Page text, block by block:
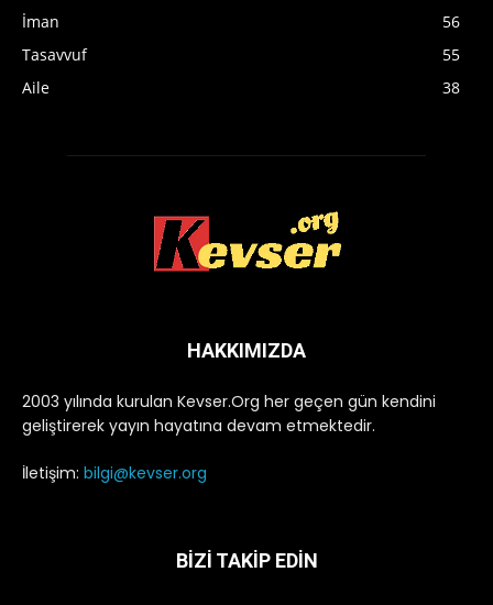
İman
56
Tasavvuf
55
Aile
38
HAKKIMIZDA
2003 yılında kurulan Kevser.Org her geçen gün kendini
geliştirerek yayın hayatına devam etmektedir.
İletişim: bilgi@kevser.org
BİZİ TAKİP EDİN